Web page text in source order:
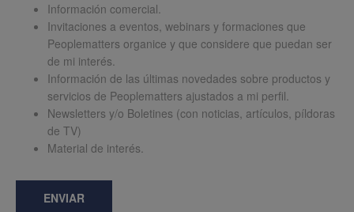
Información comercial.
Invitaciones a eventos, webinars y formaciones que
Peoplematters organice y que considere que puedan ser
de mi interés.
Información de las últimas novedades sobre productos y
servicios de Peoplematters ajustados a mi perfil.
Newsletters y/o Boletines (con noticias, artículos, píldoras
de TV)
Material de interés.
ENVIAR